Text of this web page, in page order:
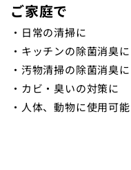
ご家庭で
・日常の清掃に
・キッチンの除菌消臭に
・汚物清掃の除菌消臭に
・カビ・臭いの対策に
・人体、動物に使用可能